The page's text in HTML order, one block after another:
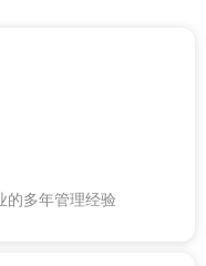
的多年管理经验